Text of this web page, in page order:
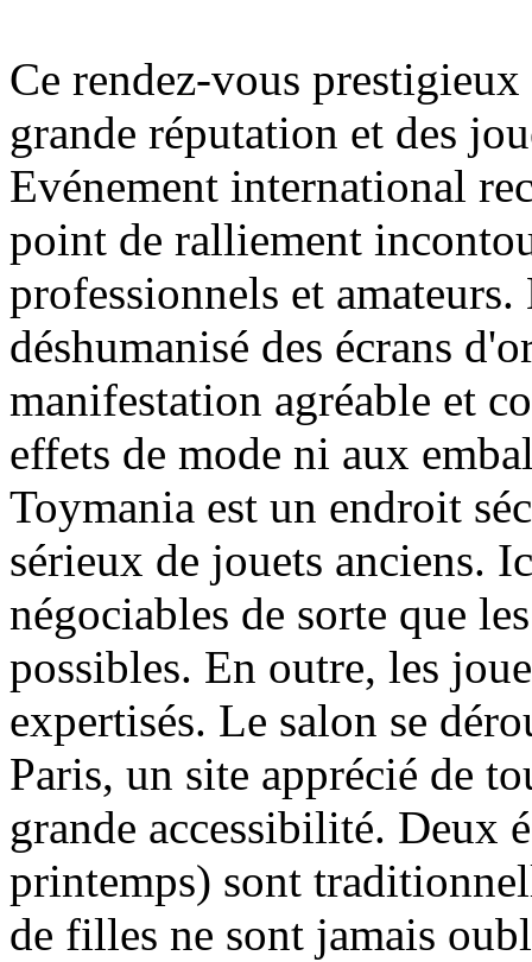
Ce rendez-vous
grande réputation et des
Evénement international
point de ralliement
professionnels et
déshumanisé des écrans
manifestation agréable et
effets de mode ni aux
Toymania est un endroit
sérieux de jouets anciens.
négociables de sorte que
possibles. En outre, les
expertisés. Le salon se
Paris, un site apprécié de
grande accessibilité. Deux
printemps) sont
de filles ne sont jamais